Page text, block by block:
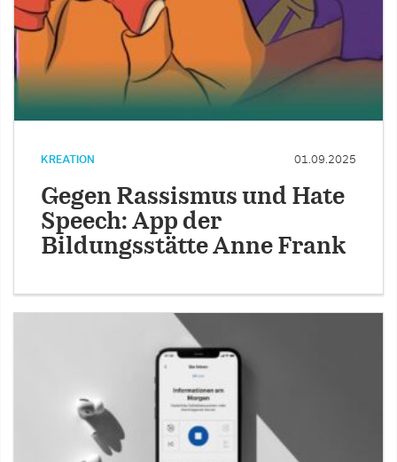
KREATION 01.09.2025
Gegen Rassismus und Hate
Speech: App der
Bildungsstätte Anne Frank